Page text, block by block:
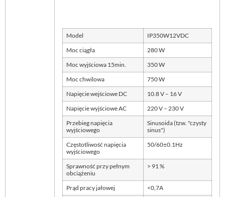
Model IP350W12VDC
Moc ciągła 280 W
Moc wyjściowa 15min. 350 W
Moc chwilowa 750 W
Napięcie wejściowe DC 10.8 V – 16 V
Napięcie wyjściowe AC 220 V – 230 V
Przebieg napięcia
wyjściowego
Sinusoida (tzw. "czysty
sinus")
Częstotliwość napięcia
wyjściowego
50/60±0.1Hz
Sprawność przy pełnym
obciążeniu
> 91 %
Prąd pracy jałowej <0,7A